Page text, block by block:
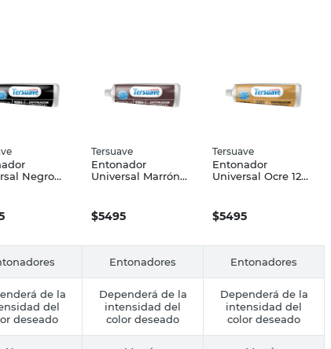
Negro
Tersuave
Entonador
Universal Marrón
$5495
Tersuave
Entonador
Universal Ocre 120
$5495
Entonadores Entonadores
de la
del
deseado
Dependerá de la
intensidad del
color deseado
Dependerá de la
intensidad del
color deseado